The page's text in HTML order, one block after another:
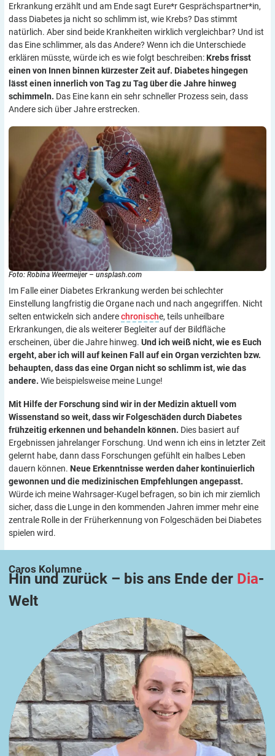
Erkrankung erzählt und am Ende sagt Eure*r Gesprächspartner*in,
dass Diabetes ja nicht so schlimm ist, wie Krebs? Das stimmt
natürlich. Aber sind beide Krankheiten wirklich vergleichbar? Und ist
das Eine schlimmer, als das Andere? Wenn ich die Unterschiede
erklären müsste, würde ich es wie folgt beschreiben: Krebs frisst
einen von Innen binnen kürzester Zeit auf. Diabetes hingegen
lässt einen innerlich von Tag zu Tag über die Jahre hinweg
schimmeln. Das Eine kann ein sehr schneller Prozess sein, dass
Andere sich über Jahre erstrecken.
Foto: Robina Weermeijer – unsplash.com
Im Falle einer Diabetes Erkrankung werden bei schlechter
Einstellung langfristig die Organe nach und nach angegriffen. Nicht
selten entwickeln sich anderechronische, teils unheilbare
Erkrankungen, die als weiterer Begleiter auf der Bildfläche
erscheinen, über die Jahre hinweg. Und ich weiß nicht, wie es Euch
ergeht, aber ich will auf keinen Fall auf ein Organ verzichten bzw.
behaupten, dass das eine Organ nicht so schlimm ist, wie das
andere. Wie beispielsweise meine Lunge!
Mit Hilfe der Forschung sind wir in der Medizin aktuell vom
Wissenstand so weit, dass wir Folgeschäden durch Diabetes
frühzeitig erkennen und behandeln können. Dies basiert auf
Ergebnissen jahrelanger Forschung. Und wenn ich eins in letzter Zeit
gelernt habe, dann dass Forschungen gefühlt ein halbes Leben
dauern können. Neue Erkenntnisse werden daher kontinuierlich
gewonnen und die medizinischen Empfehlungen angepasst.
Würde ich meine Wahrsager-Kugel befragen, so bin ich mir ziemlich
sicher, dass die Lunge in den kommenden Jahren immer mehr eine
zentrale Rolle in der Früherkennung von Folgeschäden bei Diabetes
spielen wird.
Caros Kolumne
Hin und zurück – bis ans Ende der Dia-
Welt